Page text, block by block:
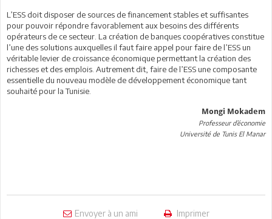
L’ESS doit disposer de sources de financement stables et suffisantes
pour pouvoir répondre favorablement aux besoins des différents
opérateurs de ce secteur. La création de banques coopératives constitue
l’une des solutions auxquelles il faut faire appel pour faire de l’ESS un
véritable levier de croissance économique permettant la création des
richesses et des emplois. Autrement dit, faire de l’ESS une composante
essentielle du nouveau modèle de développement économique tant
souhaité pour la Tunisie.
Mongi Mokadem
Professeur d’économie
Université de Tunis El Manar
Envoyer à un ami Imprimer